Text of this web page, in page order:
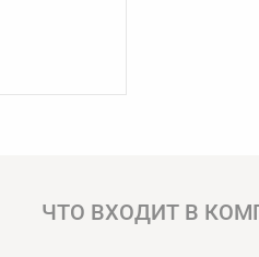
ЧТО ВХОДИТ В